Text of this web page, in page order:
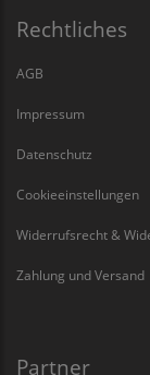
Rechtliches
AGB
Impressum
Datenschutz
Cookieeinstellungen
Widerrufsrecht &
Zahlung und Versand
Partner